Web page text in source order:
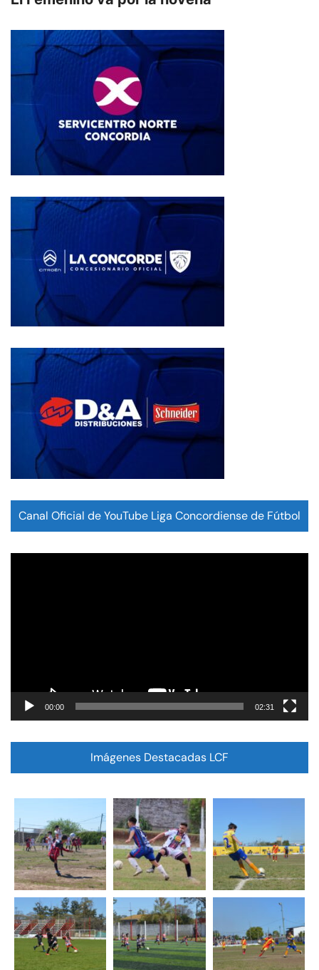
Canal Oficial de YouTube Liga Concordiense de Fútbol
00:00 02:31
Imágenes Destacadas LCF